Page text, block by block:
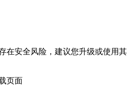
在安全风险，建议您升级或使用其
页面